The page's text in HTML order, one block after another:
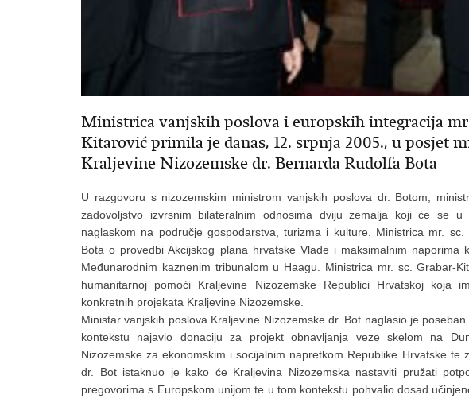
Ministrica vanjskih poslova i europskih integracija
Kitarović primila je danas, 12. srpnja 2005., u posjet
Kraljevine Nizozemske dr. Bernarda Rudolfa Bota
U razgovoru s nizozemskim ministrom vanjskih poslova dr. Botom,
zadovoljstvo izvrsnim bilateralnim odnosima dviju zemalja koji će se
naglaskom na područje gospodarstva, turizma i kulture. Ministrica mr. sc.
Bota o provedbi Akcijskog plana hrvatske Vlade i maksimalnim
Međunarodnim kaznenim tribunalom u Haagu. Ministrica mr. sc. Grabar-
humanitarnoj pomoći Kraljevine Nizozemske Republici Hrvatskoj koja
konkretnih projekata Kraljevine Nizozemske.
Ministar vanjskih poslova Kraljevine Nizozemske dr. Bot naglasio je
kontekstu najavio donaciju za projekt obnavljanja veze skelom na
Nizozemske za ekonomskim i socijalnim napretkom Republike Hrvatske te
dr. Bot istaknuo je kako će Kraljevina Nizozemska nastaviti pružati
pregovorima s Europskom unijom te u tom kontekstu pohvalio dosad